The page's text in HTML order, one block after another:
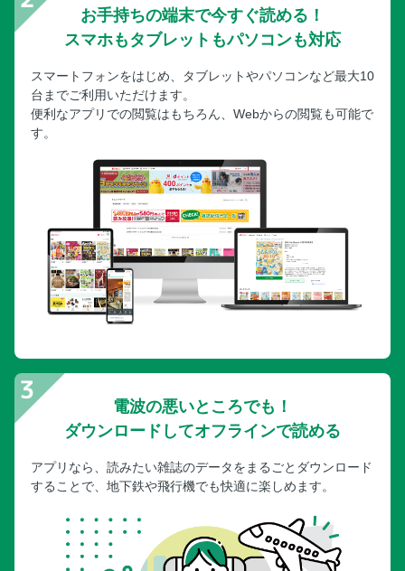
お手持ちの端末で今すぐ読める！
スマホもタブレットもパソコンも対応
スマートフォンをはじめ、タブレットやパソコンなど最大10
台までご利用いただけます。
便利なアプリでの閲覧はもちろん、Webからの閲覧も可能で
す。
電波の悪いところでも！
ダウンロードしてオフラインで読める
アプリなら、読みたい雑誌のデータをまるごとダウンロード
することで、地下鉄や飛行機でも快適に楽しめます。